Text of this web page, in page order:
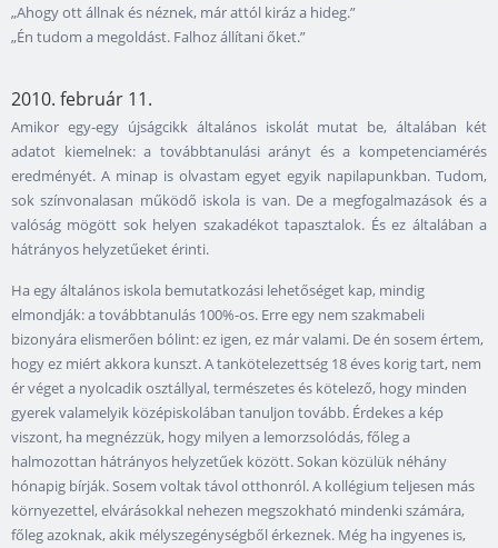
„Ahogy ott állnak és néznek, már attól kiráz a hideg.”
„Én tudom a megoldást. Falhoz állítani őket.”
2010. február 11.
Amikor egy-egy újságcikk általános iskolát mutat be, általában két
adatot kiemelnek: a továbbtanulási arányt és a kompetenciamérés
eredményét. A minap is olvastam egyet egyik napilapunkban. Tudom,
sok színvonalasan működő iskola is van. De a megfogalmazások és a
valóság mögött sok helyen szakadékot tapasztalok. És ez általában a
hátrányos helyzetűeket érinti.
Ha egy általános iskola bemutatkozási lehetőséget kap, mindig
elmondják: a továbbtanulás 100%-os. Erre egy nem szakmabeli
bizonyára elismerően bólint: ez igen, ez már valami. De én sosem értem,
hogy ez miért akkora kunszt. A tankötelezettség 18 éves korig tart, nem
ér véget a nyolcadik osztállyal, természetes és kötelező, hogy minden
gyerek valamelyik középiskolában tanuljon tovább. Érdekes a kép
viszont, ha megnézzük, hogy milyen a lemorzsolódás, főleg a
halmozottan hátrányos helyzetűek között. Sokan közülük néhány
hónapig bírják. Sosem voltak távol otthonról. A kollégium teljesen más
környezettel, elvárásokkal nehezen megszokható mindenki számára,
főleg azoknak, akik mélyszegénységből érkeznek. Még ha ingyenes is,